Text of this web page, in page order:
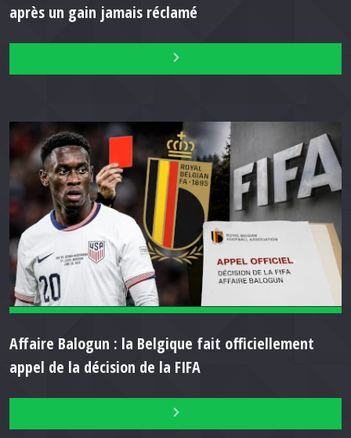
après un gain jamais réclamé
Affaire Balogun : la Belgique fait officiellement
appel de la décision de la FIFA